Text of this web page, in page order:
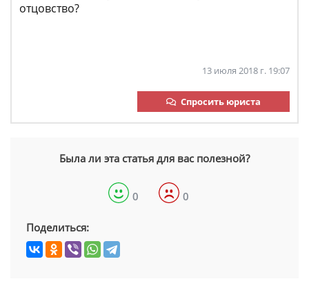
отцовство?
13 июля 2018 г. 19:07
Спросить юриста
Была ли эта статья для вас полезной?
0 0
Поделиться: